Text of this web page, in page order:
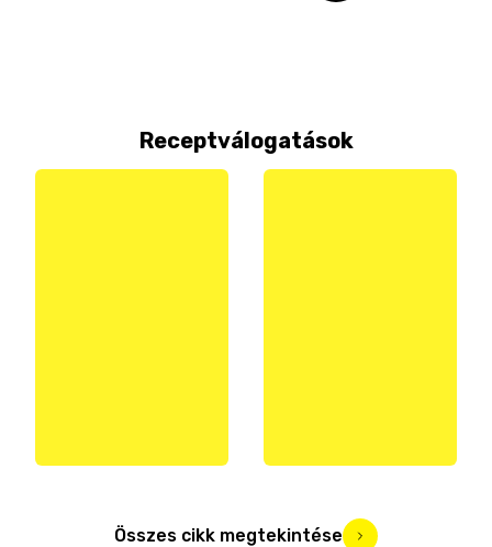
Receptválogatások
Összes cikk megtekintése